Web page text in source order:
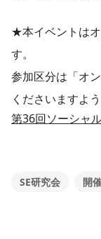
★本イベントは
す。
参加区分は「オ
くださいますよ
第36回ソーシャ
SE研究会 開